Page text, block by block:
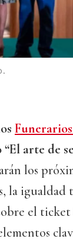
Funerarios
arte de
los
la
el